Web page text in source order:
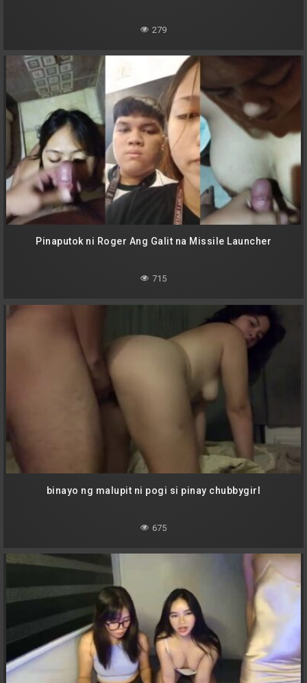
279
Pinaputok ni Roger Ang Galit na Missile Launcher
715
binayo ng malupit ni pogi si pinay chubbygirl
675